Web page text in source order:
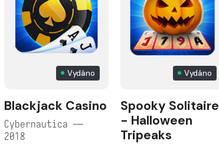
Vydáno
Blackjack Casino
Cybernautica —
2018
Vydáno
Spooky Solitaire
- Halloween
Tripeaks